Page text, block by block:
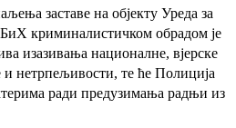
заставе на објекту Уреда за
криминалистичком обрадом је
изазивања националне, вјерске
нетрпељивости, те ће Полиција
ради предузимања радњи из